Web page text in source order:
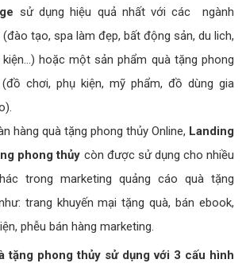
sử dụng hiệu quả nhất với các ngành
tạo, spa làm đẹp, bất động sản, du lich,
hoặc một sản phẩm quà tặng phong
chơi, phụ kiện, mỹ phẩm, đồ dùng gia
hàng quà tặng phong thủy Online, Landing
phong thủy còn được sử dụng cho nhiều
trong marketing quảng cáo quà tặng
trang khuyến mại tặng quà, bán ebook,
phễu bán hàng marketing.
tặng phong thủy sử dụng với 3 cấu hình